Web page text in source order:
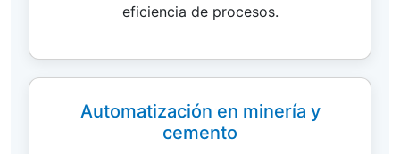
eficiencia de procesos.
Automatización en minería y
cemento